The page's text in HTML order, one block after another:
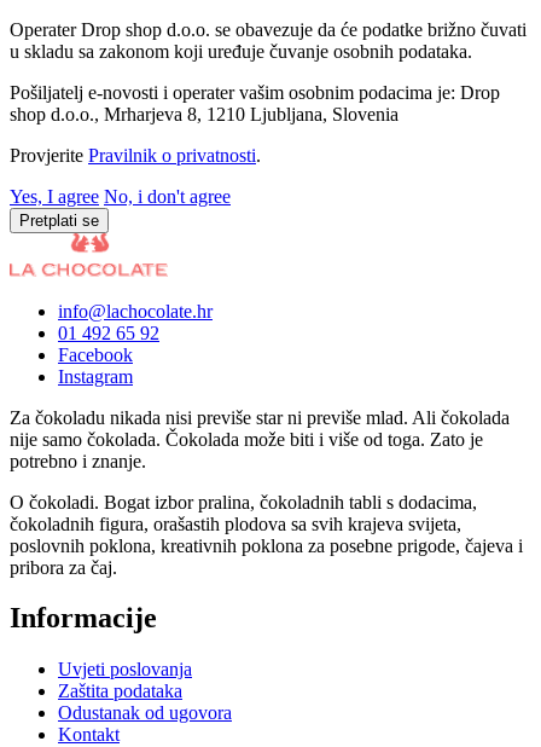
Operater Drop shop d.o.o. se obavezuje da će podatke brižno čuvati
u skladu sa zakonom koji uređuje čuvanje osobnih podataka.
Pošiljatelj e-novosti i operater vašim osobnim podacima je: Drop
shop d.o.o., Mrharjeva 8, 1210 Ljubljana, Slovenia
Provjerite Pravilnik o privatnosti.
Yes, I agree No, i don't agree
Pretplati se
info@lachocolate.hr
01 492 65 92
Facebook
Instagram
Za čokoladu nikada nisi previše star ni previše mlad. Ali čokolada
nije samo čokolada. Čokolada može biti i više od toga. Zato je
potrebno i znanje.
O čokoladi. Bogat izbor pralina, čokoladnih tabli s dodacima,
čokoladnih figura, orašastih plodova sa svih krajeva svijeta,
poslovnih poklona, kreativnih poklona za posebne prigode, čajeva i
pribora za čaj.
Informacije
Uvjeti poslovanja
Zaštita podataka
Odustanak od ugovora
Kontakt